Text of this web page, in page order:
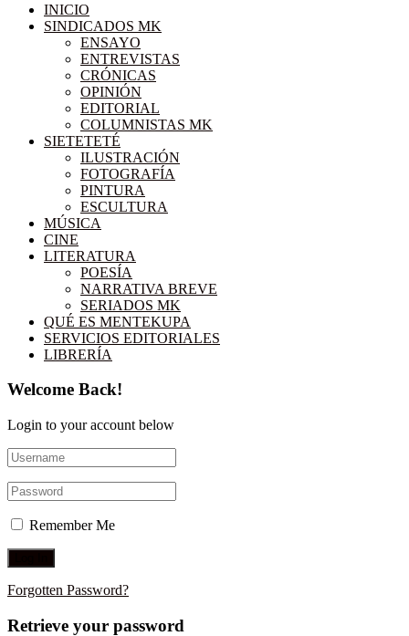
INICIO
SINDICADOS MK
ENSAYO
ENTREVISTAS
CRÓNICAS
OPINIÓN
EDITORIAL
COLUMNISTAS MK
SIETETETÉ
ILUSTRACIÓN
FOTOGRAFÍA
PINTURA
ESCULTURA
MÚSICA
CINE
LITERATURA
POESÍA
NARRATIVA BREVE
SERIADOS MK
QUÉ ES MENTEKUPA
SERVICIOS EDITORIALES
LIBRERÍA
Welcome Back!
Login to your account below
Remember Me
Forgotten Password?
Retrieve your password